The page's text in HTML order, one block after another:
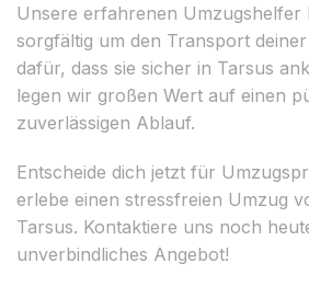
Unsere erfahrenen Umzugshelfer
sorgfältig um den Transport
dafür, dass sie sicher in Tarsus
legen wir großen Wert auf einen
zuverlässigen Ablauf.
Entscheide dich jetzt für
erlebe einen stressfreien Umzug
Tarsus. Kontaktiere uns noch
unverbindliches Angebot!